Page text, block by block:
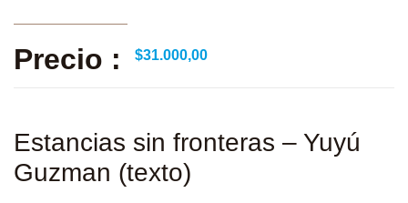
Precio : $31.000,00
Estancias sin fronteras – Yuyú
Guzman (texto)